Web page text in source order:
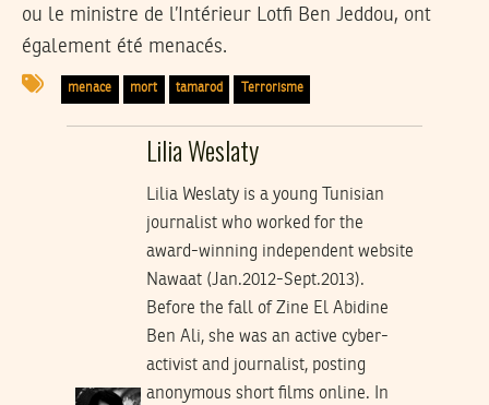
ou le ministre de l’Intérieur Lotfi Ben Jeddou, ont
également été menacés.
menace mort tamarod Terrorisme
Lilia Weslaty
Lilia Weslaty is a young Tunisian
journalist who worked for the
award-winning independent website
Nawaat (Jan.2012-Sept.2013).
Before the fall of Zine El Abidine
Ben Ali, she was an active cyber-
activist and journalist, posting
anonymous short films online. In